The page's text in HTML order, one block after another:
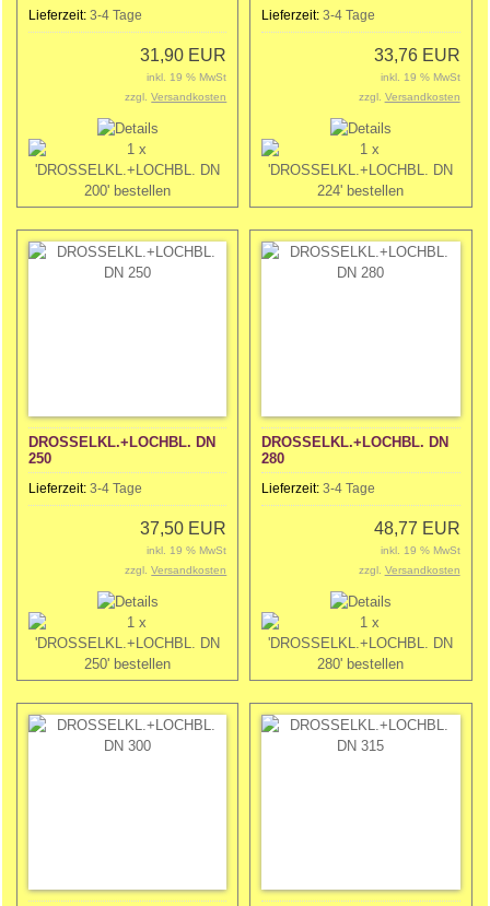
Lieferzeit: 3-4 Tage
31,90 EUR
inkl. 19 % MwSt
zzgl.Versandkosten
Lieferzeit:3-4 Tage
33,76 EUR
inkl. 19 % MwSt
zzgl. Versandkosten
DROSSELKL.+LOCHBL. DN
250
Lieferzeit: 3-4 Tage
37,50 EUR
inkl. 19 % MwSt
zzgl.Versandkosten
DROSSELKL.+LOCHBL. DN
280
Lieferzeit:3-4 Tage
48,77 EUR
inkl. 19 % MwSt
zzgl. Versandkosten